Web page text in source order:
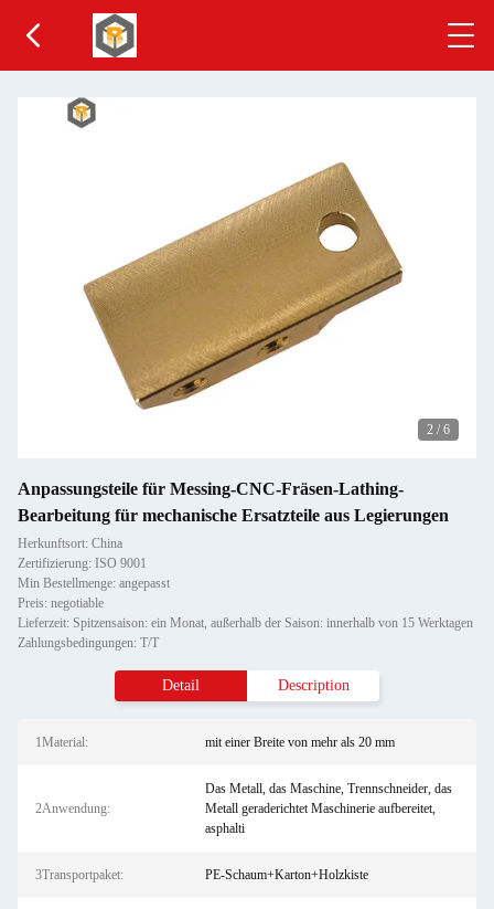
2 / 6
Anpassungsteile für Messing-CNC-Fräsen-Lathing-
Bearbeitung für mechanische Ersatzteile aus Legierungen
Herkunftsort: China
Zertifizierung: ISO 9001
Min Bestellmenge: angepasst
Preis: negotiable
Lieferzeit: Spitzensaison: ein Monat, außerhalb der Saison: innerhalb von 15 Werktagen
Zahlungsbedingungen: T/T
Detail Description
1Material: mit einer Breite von mehr als 20 mm
2Anwendung:
Das Metall, das Maschine, Trennschneider, das
Metall geraderichtet Maschinerie aufbereitet,
asphalti
3Transportpaket: PE-Schaum+Karton+Holzkiste